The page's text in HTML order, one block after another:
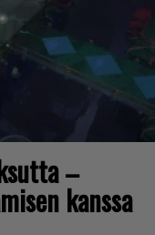
–
kanssa